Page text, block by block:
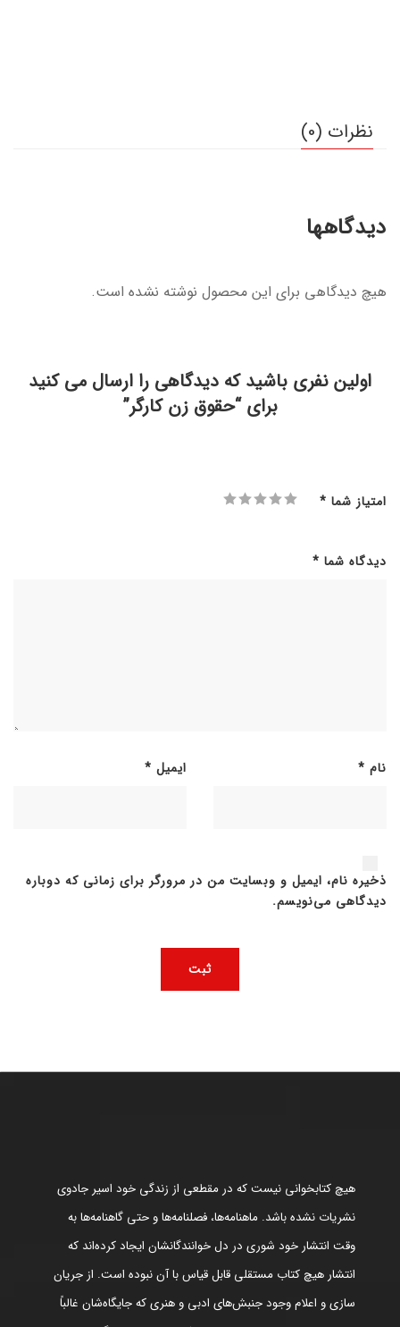
نظرات (0)
دیدگاهها
هیچ دیدگاهی برای این محصول نوشته نشده است.
اولین نفری باشید که دیدگاهی را ارسال می کنید
برای “حقوق زن کارگر”
امتیاز شما *
دیدگاه شما *
نام * ایمیل *
ذخیره نام، ایمیل و وبسایت من در مرورگر برای زمانی که دوباره
دیدگاهی می‌نویسم.
هیچ کتابخوانی نیست که در مقطعی از زندگی خود اسیر جادوی
نشریات نشده باشد. ماهنامه‌ها، فصلنامه‌ها و حتی گاهنامه‌ها به
وقت انتشار خود شوری در دل خوانندگانشان ایجاد کرده‌اند که
انتشار هیچ کتاب مستقلی قابل قیاس با آن نبوده است. از جریان
سازی و اعلام وجود جنبش‌های ادبی و هنری که جایگاه‌شان غالباً